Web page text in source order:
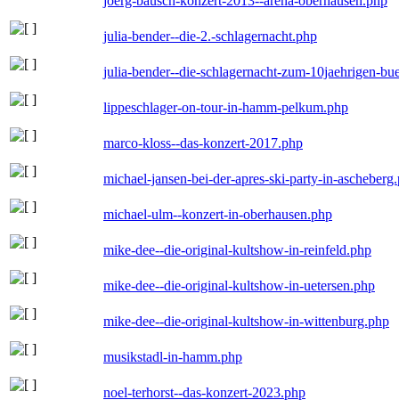
julia-bender--die-2.-schlagernacht.php
julia-bender--die-schlagernacht-zum-10jaehrigen-
lippeschlager-on-tour-in-hamm-pelkum.php
marco-kloss--das-konzert-2017.php
michael-jansen-bei-der-apres-ski-party-in-
michael-ulm--konzert-in-oberhausen.php
mike-dee--die-original-kultshow-in-reinfeld.php
mike-dee--die-original-kultshow-in-uetersen.php
mike-dee--die-original-kultshow-in-wittenburg.php
musikstadl-in-hamm.php
noel-terhorst--das-konzert-2023.php